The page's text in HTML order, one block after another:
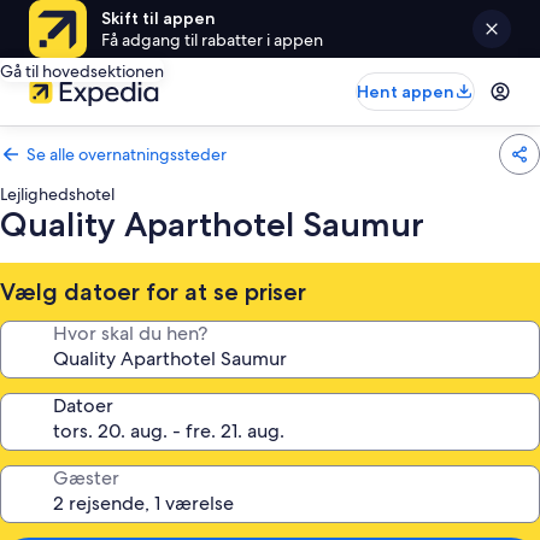
Skift til appen
Få adgang til rabatter i appen
Gå til hovedsektionen
Hent appen
Se alle overnatningssteder
Lejlighedshotel
Quality Aparthotel Saumur
Vælg datoer for at se priser
Hvor skal du hen?
Datoer
Gæster